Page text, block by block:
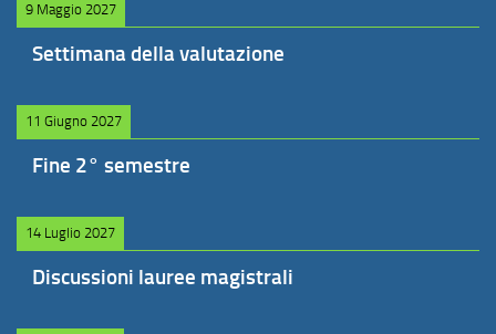
9 Maggio 2027
Settimana della valutazione
11 Giugno 2027
Fine 2° semestre
14 Luglio 2027
Discussioni lauree magistrali